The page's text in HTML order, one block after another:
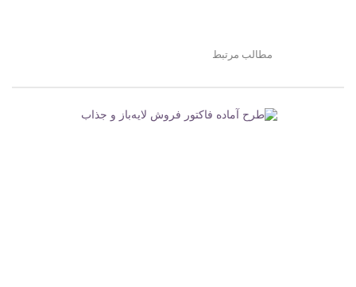
مطالب مرتبط